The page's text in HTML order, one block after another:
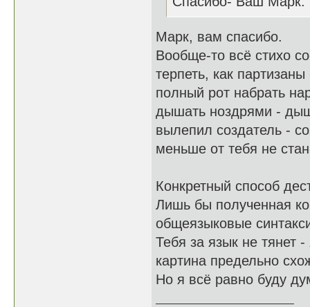
Марк, вам спасибо.
Вообще-то всё стихо
терпеть, как
полный рот набрать
дышать ноздрями -
вылепил создатель -
меньше от тебя не
Конкретный способ
Лишь бы полученная
общеязыковые
Тебя за язык не тянет
картина предельно
Но я всё равно буду